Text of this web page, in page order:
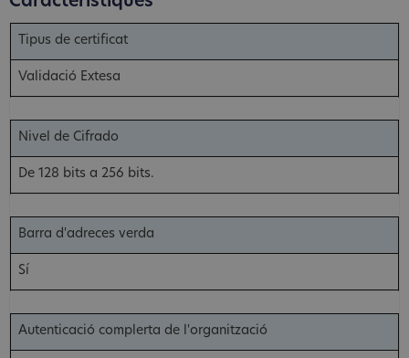
Tipus de certificat
Validació Extesa
Nivel de Cifrado
De 128 bits a 256 bits.
Barra d'adreces verda
Sí
Autenticació complerta de l'organització